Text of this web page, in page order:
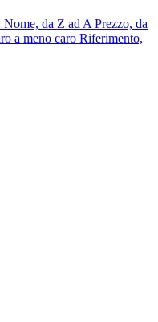
Nome, da Z ad A Prezzo, da
a meno caro Riferimento,